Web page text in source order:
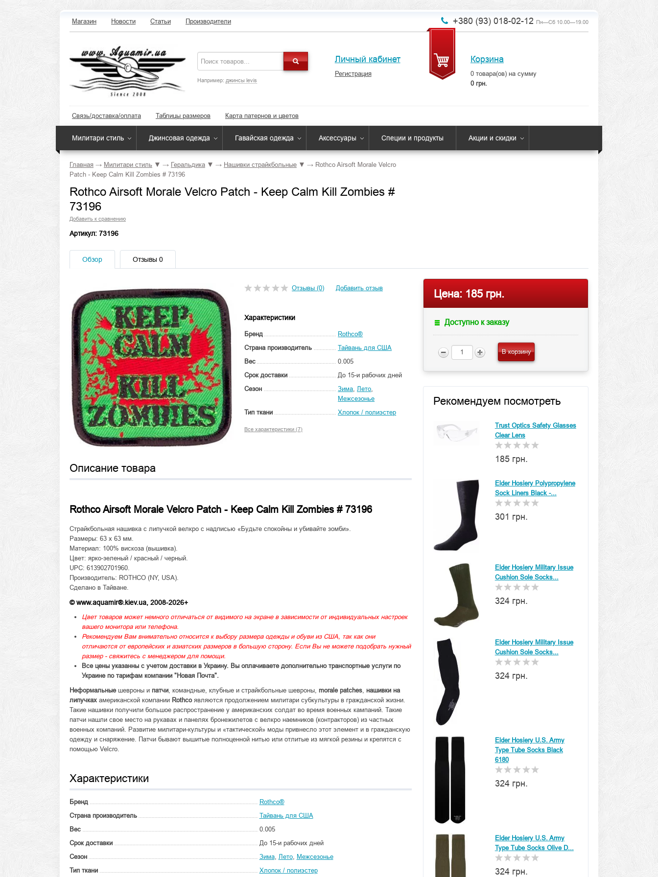
Магазин Новости Статьи Производители +380 (93) 018-02-12 Пн—Сб 10.00—19.00
Например: джинсы levis
Личный кабинет
Регистрация
Корзина
0товара(ов) на сумму
0 грн.
Связь/доставка/оплата Таблицы размеров Карта патернов и цветов
Милитари стиль Джинсовая одежда Гавайская одежда Аксессуары Специи и продукты Акции и скидки
Главная → Милитари стиль ▼ → Геральдика ▼ → Нашивки страйкбольные ▼ → Rothco Airsoft Morale Velcro
Patch - Keep Calm Kill Zombies # 73196
Rothco Airsoft Morale Velcro Patch - Keep Calm Kill Zombies #
73196
Добавить к сравнению
Артикул: 73196
Обзор Отзывы 0
Отзывы (0) Добавить отзыв
Характеристики
Бренд
Rothco®
Страна производитель
Тайвань для США
Вес
0.005
Срок доставки
До 15-и рабочих дней
Сезон
Зима,Лето,
Межсезонье
Тип ткани
Хлопок / полиэстер
Все характеристики (7)
Описание товара
Rothco Airsoft Morale Velcro Patch - Keep Calm Kill Zombies # 73196
Страйкбольная нашивка с липучкой велкро с надписью «Будьте спокойны и убивайте зомби».
Размеры: 63 x 63 мм.
Материал: 100% вискоза (вышивка).
Цвет: ярко-зеленый / красный / черный.
UPC: 613902701960.
Производитель: ROTHCO (NY, USA).
Сделано в Тайване.
© www.aquamir®.kiev.ua, 2008-2026+
Цвет товаров может немного отличаться от видимого на экране в зависимости от индивидуальных настроек
вашего монитора или телефона.
Рекомендуем Вам внимательно относится к выбору размера одежды и обуви из США, так как они
отличаются от европейских и азиатских размеров в большую сторону. Если Вы не можете подобрать нужный
размер - свяжитесь с менеджером для помощи.
Все цены указанны с учетом доставки в Украину. Вы оплачиваете дополнительно транспортные услуги по
Украине по тарифам компании "Новая Почта".
Неформальныешевроны и патчи, командные, клубные и страйкбольные шевроны, morale patches, нашивки на
липучках американской компании Rothcoявляются продолжением милитари субкультуры в гражданской жизни.
Такие нашивки получили большое распространение у американских солдат во время военных кампаний. Такие
патчи нашли свое место на рукавах и панелях бронежилетов с велкро наемников (контракторов) из частных
военных компаний. Развитие милитари-культуры и «тактической» моды привнесло этот элемент и в гражданскую
одежду и снаряжение. Патчи бывают вышитые полноценной нитью или отлитые из мягкой резины и крепятся с
помощью Velcro.
Характеристики
Бренд
Rothco®
Страна производитель
Тайвань для США
Вес
0.005
Срок доставки
До 15-и рабочих дней
Сезон
Зима, Лето, Межсезонье
Тип ткани
Хлопок / полиэстер
Цена: 185 грн.
Доступно к заказу
В корзину
Рекомендуем посмотреть
Trust Optics Safety Glasses
Clear Lens
185 грн.
Elder Hosiery Polypropylene
Sock Liners Black -...
301 грн.
Elder Hosiery Military Issue
Cushion Sole Socks...
324 грн.
Elder Hosiery Military Issue
Cushion Sole Socks...
324 грн.
Elder Hosiery U.S. Army
Type Tube Socks Black
6180
324 грн.
Elder Hosiery U.S. Army
Type Tube Socks Olive D...
324 грн.